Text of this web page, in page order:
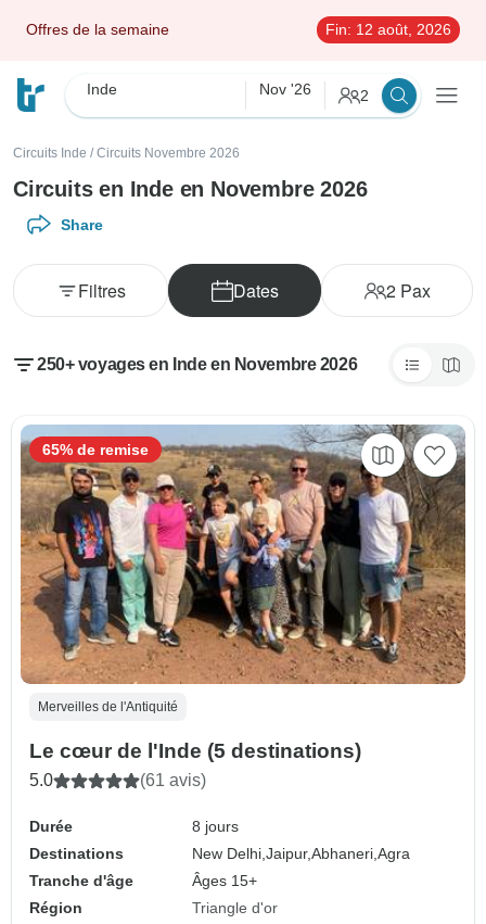
Offres de la semaine Fin: 12 août, 2026
Inde Nov '26 2
Circuits Inde / Circuits Novembre 2026
Circuits en Inde en Novembre 2026
Share
Dates 2Pax
Filtres
250+ voyages en Inde en Novembre 2026
Merveilles de l'Antiquité
Le cœur de l'Inde (5 destinations)
5.0 (61 avis)
Durée
8 jours
Destinations
New Delhi,Jaipur,Abhaneri,Agra
Tranche d'âge
Âges 15+
Région
Triangle d'or
65% de remise